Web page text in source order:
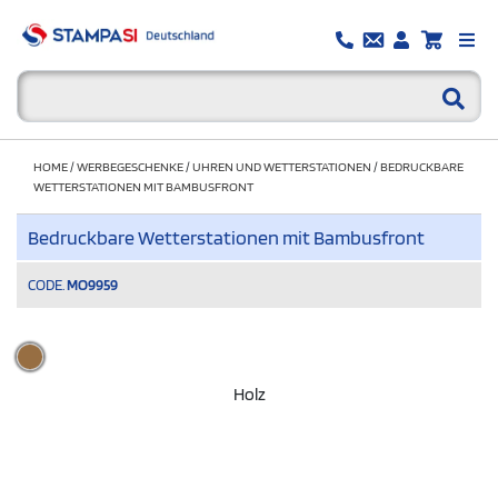
HOME/WERBEGESCHENKE/UHREN UND WETTERSTATIONEN /BEDRUCKBARE
WETTERSTATIONEN MIT BAMBUSFRONT
Bedruckbare Wetterstationen mit Bambusfront
CODE. MO9959
Holz